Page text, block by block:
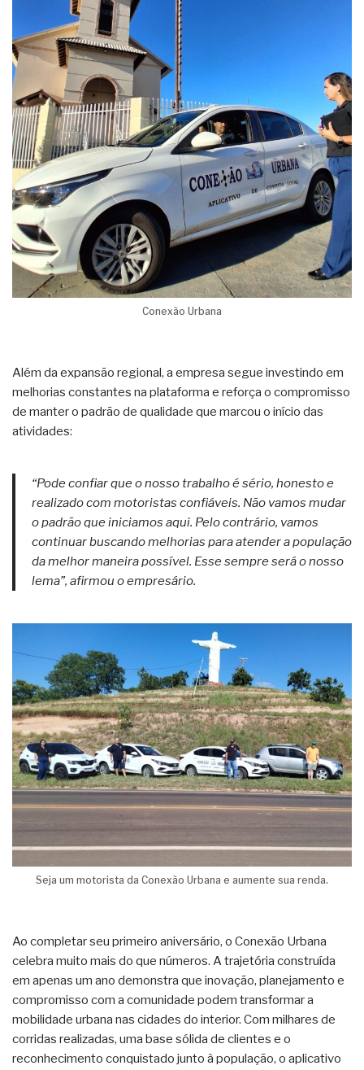
Conexão Urbana
Além da expansão regional, a empresa segue investindo em
melhorias constantes na plataforma e reforça o compromisso
de manter o padrão de qualidade que marcou o início das
atividades:
“Pode confiar que o nosso trabalho é sério, honesto e
realizado com motoristas confiáveis. Não vamos mudar
o padrão que iniciamos aqui. Pelo contrário, vamos
continuar buscando melhorias para atender a população
da melhor maneira possível. Esse sempre será o nosso
lema”, afirmou o empresário.
Seja um motorista da Conexão Urbana e aumente sua renda.
Ao completar seu primeiro aniversário, o Conexão Urbana
celebra muito mais do que números. A trajetória construída
em apenas um ano demonstra que inovação, planejamento e
compromisso com a comunidade podem transformar a
mobilidade urbana nas cidades do interior. Com milhares de
corridas realizadas, uma base sólida de clientes e o
reconhecimento conquistado junto à população, o aplicativo